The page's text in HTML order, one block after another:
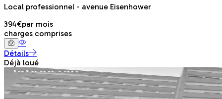
Local professionnel - avenue Eisenhower
394€par mois
charges comprises
Détails
Déjà loué